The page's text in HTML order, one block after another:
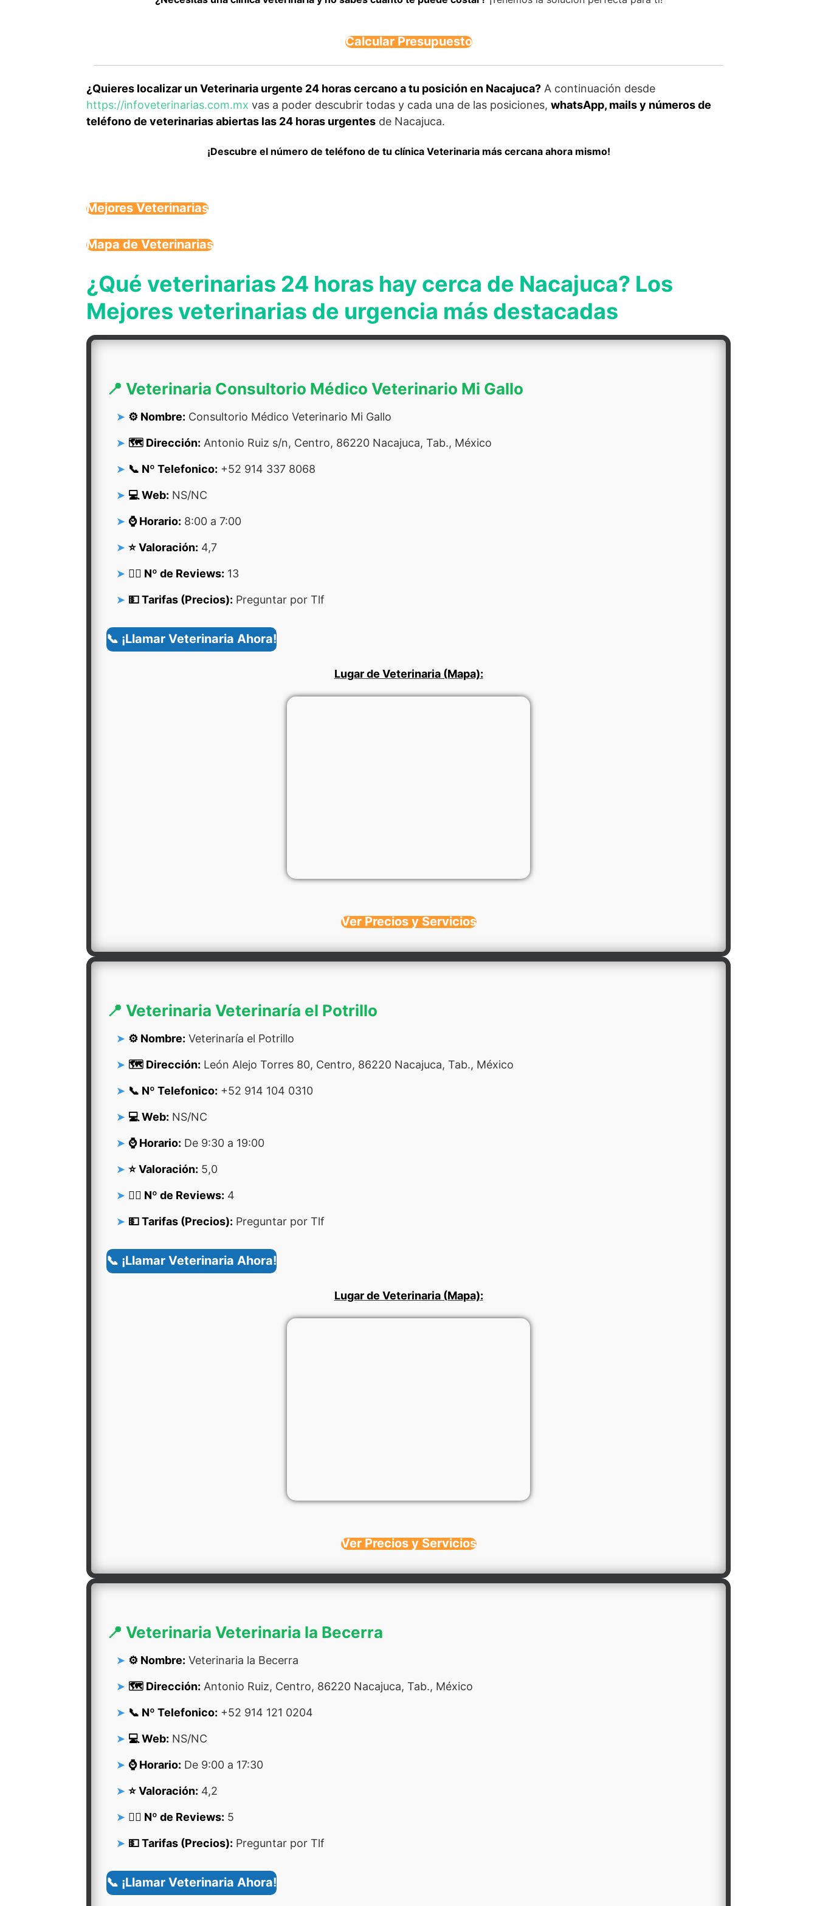
Calcular Presupuesto
¿Quieres localizar un Veterinaria urgente 24 horas cercano a tu posición en Nacajuca? A continuación desde
https://infoveterinarias.com.mx vas a poder descubrir todas y cada una de las posiciones, whatsApp, mails y números de
teléfono de veterinarias abiertas las 24 horas urgentes de Nacajuca.
¡Descubre el número de teléfono de tu clínica Veterinaria más cercana ahora mismo!
Mejores Veterinarias
Mapa de Veterinarias
¿Qué veterinarias 24 horas hay cerca de Nacajuca? Los
Mejores veterinarias de urgencia más destacadas
📍 Veterinaria Consultorio Médico Veterinario Mi Gallo
⚙️ Nombre: Consultorio Médico Veterinario Mi Gallo
🗺️ Dirección: Antonio Ruiz s/n, Centro, 86220 Nacajuca, Tab., México
📞 Nº Telefonico: +52 914 337 8068
💻 Web: NS/NC
⌚ Horario: 8:00 a 7:00
⭐ Valoración: 4,7
👍🏻 Nº de Reviews: 13
💵 Tarifas (Precios): Preguntar por Tlf
📞 ¡Llamar Veterinaria Ahora!
Lugar de Veterinaria (Mapa):
Ver Precios y Servicios
📍 Veterinaria Veterinaría el Potrillo
⚙️ Nombre: Veterinaría el Potrillo
🗺️ Dirección: León Alejo Torres 80, Centro, 86220 Nacajuca, Tab., México
📞 Nº Telefonico: +52 914 104 0310
💻 Web: NS/NC
⌚ Horario: De 9:30 a 19:00
⭐ Valoración: 5,0
👍🏻 Nº de Reviews: 4
💵 Tarifas (Precios): Preguntar por Tlf
📞 ¡Llamar Veterinaria Ahora!
Lugar de Veterinaria (Mapa):
Ver Precios y Servicios
📍 Veterinaria Veterinaria la Becerra
⚙️ Nombre: Veterinaria la Becerra
🗺️ Dirección: Antonio Ruiz, Centro, 86220 Nacajuca, Tab., México
📞 Nº Telefonico: +52 914 121 0204
💻 Web: NS/NC
⌚ Horario: De 9:00 a 17:30
⭐ Valoración: 4,2
👍🏻 Nº de Reviews: 5
💵 Tarifas (Precios): Preguntar por Tlf
📞 ¡Llamar Veterinaria Ahora!